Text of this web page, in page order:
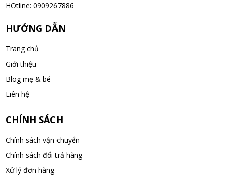
não Noguchi Ekisu 200 Viên
07/08/2026
Võ Huỳnh Lanh đã mua sản phẩm Viên uống tiền đình bổ não
07/08/2026
Thạch Quốc Lâm đã mua sản phẩm Sữa Meiji số 0 Hohoemi
Milk (0-1 tuổi), hàng nội địa Nhật (hộp thiếc 800g)
07/08/2026
HOtline: 0909267886
HƯỚNG DẪN
Trang chủ
Giới thiệu
Blog mẹ & bé
Liên hệ
CHÍNH SÁCH
Chính sách vận chuyển
Chính sách đổi trả hàng
Xử lý đơn hàng